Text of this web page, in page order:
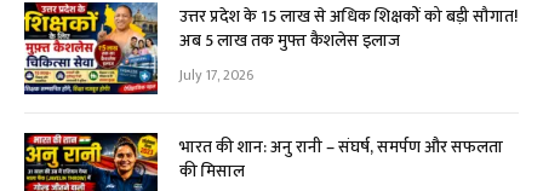
उत्तर प्रदेश के 15 लाख से अधिक शिक्षकों को बड़ी सौगात!
अब ₹5 लाख तक मुफ्त कैशलेस इलाज
July 17, 2026
भारत की शान: अनु रानी – संघर्ष, समर्पण और सफलता
की मिसाल